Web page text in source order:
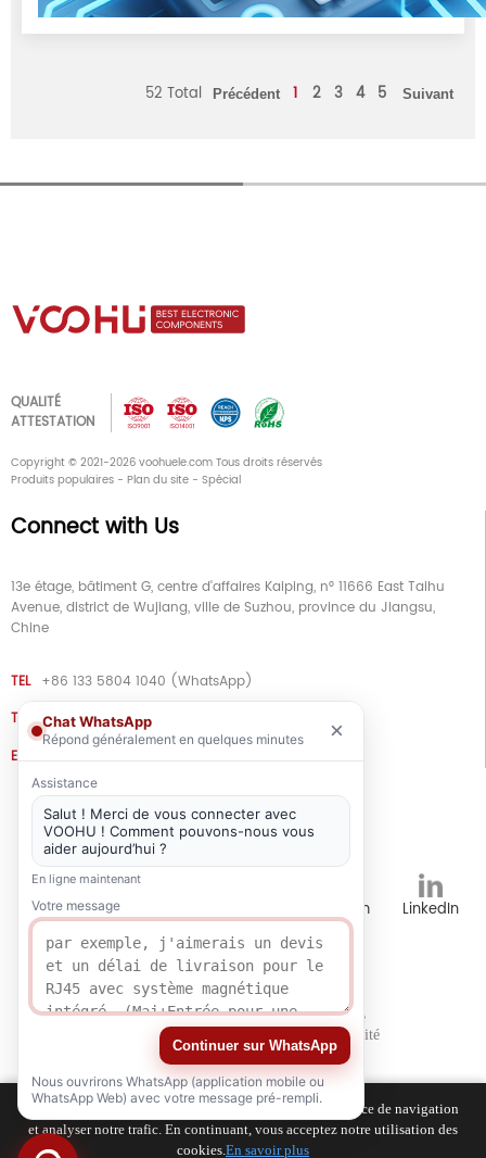
52 Total Précédent 1 2 3 4 5 Suivant
QUALITÉ
ATTESTATION
Copyright © 2021-2026 voohuele.com Tous droits réservés
Produits populaires - Plan du site - Spécial
Connect with Us
13e étage, bâtiment G, centre d'affaires Kaiping, n° 11666 East Taihu
Avenue, district de Wujiang, ville de Suzhou, province du Jiangsu,
Chine
TEL +86 133 5804 1040 (WhatsApp)
TEL
+86 180 2130 1136 / +86 133 3865 5578
E-MAIL
voohu@voohuele.com
Médias sociaux
Tik
Tok
YouTube Instagram LinkedIn
Ressources
humaines
Politique de
confidentialité
Nous utilisons des cookies pour améliorer votre expérience de navigation
et analyser notre trafic. En continuant, vous acceptez notre utilisation des
cookies.En savoir plus
Chat WhatsApp
Répond généralement en quelques minutes ×
Assistance
Salut ! Merci de vous connecter avec
VOOHU ! Comment pouvons-nous vous
aider aujourd’hui ?
En ligne maintenant
Votre message
Continuer sur WhatsApp
Nous ouvrirons WhatsApp (application mobile ou
WhatsApp Web) avec votre message pré-rempli.